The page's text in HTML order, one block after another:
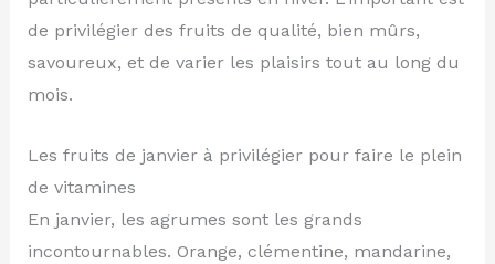
de privilégier des fruits de qualité, bien mûrs,
savoureux, et de varier les plaisirs tout au long du
mois.
Les fruits de janvier à privilégier pour faire le plein
de vitamines
En janvier, les agrumes sont les grands
incontournables. Orange, clémentine, mandarine,